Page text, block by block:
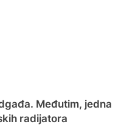
Međutim, jedna
radijatora